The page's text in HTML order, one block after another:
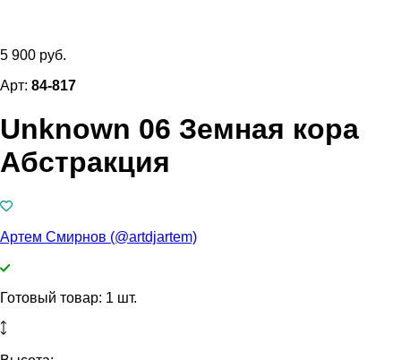
5 900 руб.
Арт: 84-817
Unknown 06 Земная кора
Абстракция
Артем Смирнов (@artdjartem)
Готовый товар: 1 шт.